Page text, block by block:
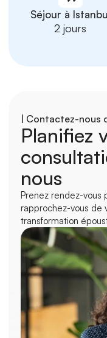
Séjour à
2 jours
| Contactez-nous
Planifiez
nous
Prenez rendez-vous
rapprochez-vous de
transformation